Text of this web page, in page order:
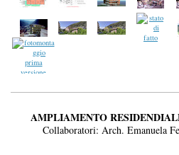
AMPLIAMENTO
Collaboratori: Arch. Emanuela